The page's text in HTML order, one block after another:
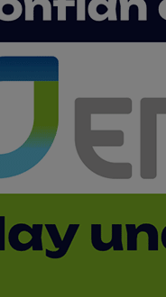
a
para procesado de